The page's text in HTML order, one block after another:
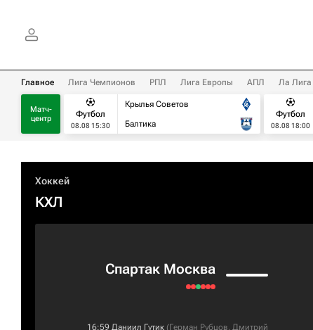
Главное Лига Чемпионов РПЛ Лига Европы АПЛ Ла Лига
Матч-
центр
Футбол
08.08 15:30
Крылья Советов
Балтика
Футбол
08.08 18:00
Хоккей
КХЛ
Спартак Москва
16:59 Даниил Гутик (Герман Рубцов, Дмитрий